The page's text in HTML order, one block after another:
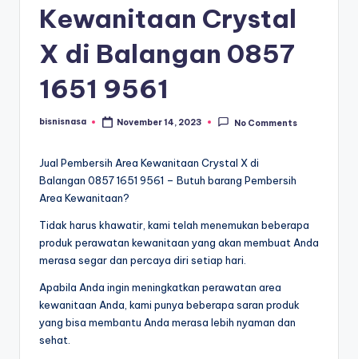
Kewanitaan Crystal
X di Balangan 0857
1651 9561
Posted
bisnisnasa November 14, 2023 No Comments
Jual Pembersih Area Kewanitaan Crystal X di
Balangan 0857 1651 9561 – Butuh barang Pembersih
Area Kewanitaan?
Tidak harus khawatir, kami telah menemukan beberapa
produk perawatan kewanitaan yang akan membuat Anda
merasa segar dan percaya diri setiap hari.
Apabila Anda ingin meningkatkan perawatan area
kewanitaan Anda, kami punya beberapa saran produk
yang bisa membantu Anda merasa lebih nyaman dan
sehat.